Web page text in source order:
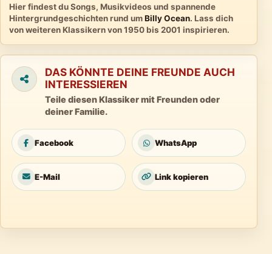
Hier findest du Songs, Musikvideos und spannende
Hintergrundgeschichten rund umBilly Ocean. Lass dich
von weiteren Klassikern von 1950 bis 2001 inspirieren.
DAS KÖNNTE DEINE FREUNDE AUCH
INTERESSIEREN
Teile diesen Klassiker mit Freunden oder
deiner Familie.
Facebook WhatsApp
E-Mail Link kopieren